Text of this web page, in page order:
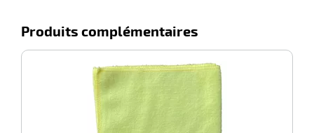
Produits complémentaires